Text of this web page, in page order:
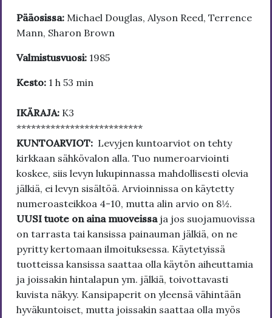
Pääosissa: Michael Douglas, Alyson Reed, Terrence
Mann, Sharon Brown
Valmistusvuosi: 1985
Kesto: 1 h 53 min
IKÄRAJA: K3
**************************
KUNTOARVIOT: Levyjen kuntoarviot on tehty
kirkkaan sähkövalon alla. Tuo numeroarviointi
koskee, siis levyn lukupinnassa mahdollisesti olevia
jälkiä, ei levyn sisältöä. Arvioinnissa on käytetty
numeroasteikkoa 4-10, mutta alin arvio on 8½.
UUSI tuote on aina muoveissa ja jos suojamuovissa
on tarrasta tai kansissa painauman jälkiä, on ne
pyritty kertomaan ilmoituksessa. Käytetyissä
tuotteissa kansissa saattaa olla käytön aiheuttamia
ja joissakin hintalapun ym. jälkiä, toivottavasti
kuvista näkyy. Kansipaperit on yleensä vähintään
hyväkuntoiset, mutta joissakin saattaa olla myös